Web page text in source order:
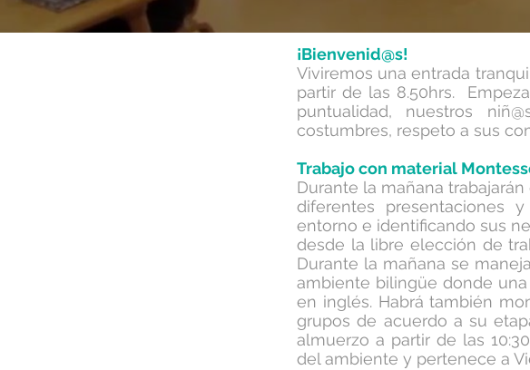
¡Bienvenid@s!
Viviremos una entrada
partir de las 8.50hrs.
puntualidad, nuestros
costumbres, respeto a sus
Trabajo con material
Durante la mañana
diferentes presentaciones
entorno e identificando sus
desde la libre elección de
Durante la mañana se
ambiente bilingüe donde
en inglés. Habrá también
grupos de acuerdo a su
almuerzo a partir de las
del ambiente y pertenece a